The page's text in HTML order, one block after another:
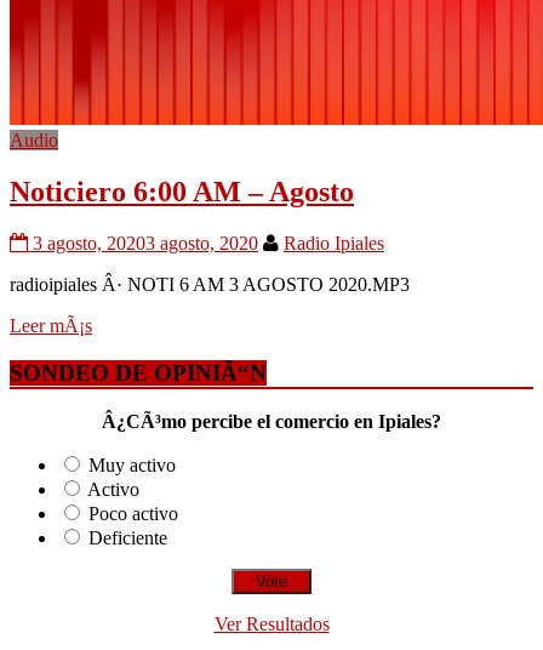
Audio
Noticiero 6:00 AM – Agosto
3 agosto, 20203 agosto, 2020
Radio Ipiales
radioipiales Â· NOTI 6 AM 3 AGOSTO 2020.MP3
Leer mÃ¡s
SONDEO DE OPINIÃ“N
Â¿CÃ³mo percibe el comercio en Ipiales?
Muy activo
Activo
Poco activo
Deficiente
Ver Resultados